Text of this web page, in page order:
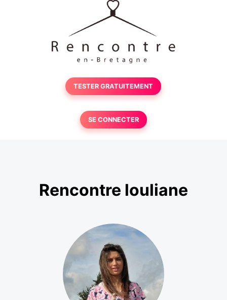
TESTER GRATUITEMENT
SE CONNECTER
Rencontre louliane